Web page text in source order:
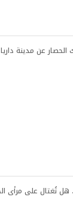
عن مدينة داريا
هل تُغتال على مرأى